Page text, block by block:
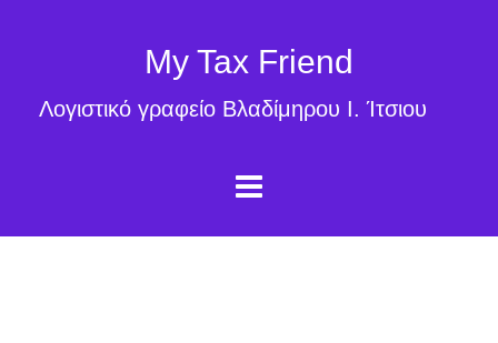
My Tax Friend
Λογιστικό γραφείο Βλαδίμηρου Ι. Ίτσιου